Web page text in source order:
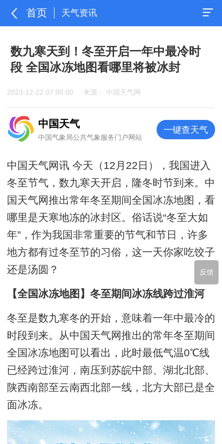
首页 天气资讯
数九寒天到！冬至开启一年中最冷时
段 全国冰冻地图看哪里将被冰封
2023-12-22 07:00:00 来源： 中国天气网
中国天气
中国气象局公共气象服务门户网站
一键查天气
中国天气网讯 今天（12月22日），我国进入
冬至节气，数九寒天开启，隆冬时节到来。中
国天气网推出常年冬至期间全国冰冻地图，看
哪里是天寒地冻的冰封区。俗话说“冬至大如
年”，作为我国非常重要的节气和节日，许多
地方都有过冬至节的习俗，这一天你家吃饺子
还是汤圆？
【全国冰冻地图】冬至期间冰冻线跨过淮河
冬至是数九寒冬的开始，意味着一年中最冷的
时段到来。从中国天气网推出的常年冬至期间
全国冰冻地图可以看出，此时最低气温0℃线
已经跨过淮河，南压到苏皖中部、湖北北部、
陕西南部至云南西北部一线，北方大部已是全
面冰冻。
反馈